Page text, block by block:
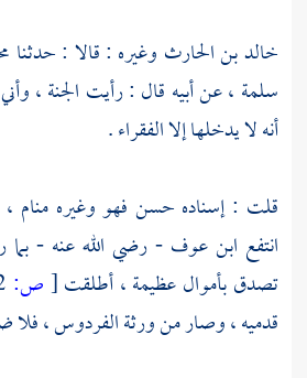
خالد بن الحارث وغيره : قالا : حدثنا
سلمة ، عن أبيه قال : رأيت الجنة ،
أنه لا يدخلها إلا الفقراء .
قلت : إسناده حسن فهو وغيره منام ،
انتفع ابن عوف- رضي الله عنه - بما
تصدق بأموال عظيمة ، أطلقت[ص:
قدميه ، وصار من ورثة الفردوس ، فلا